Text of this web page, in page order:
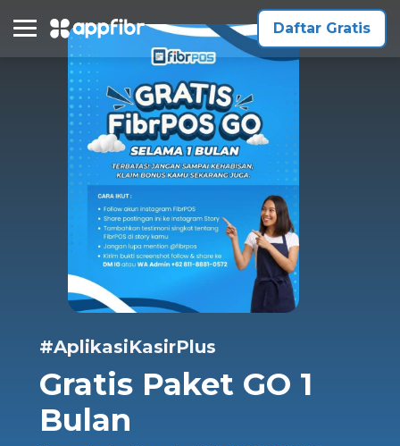
Daftar Gratis
#AplikasiKasirPlus
Gratis Paket GO 1
Bulan